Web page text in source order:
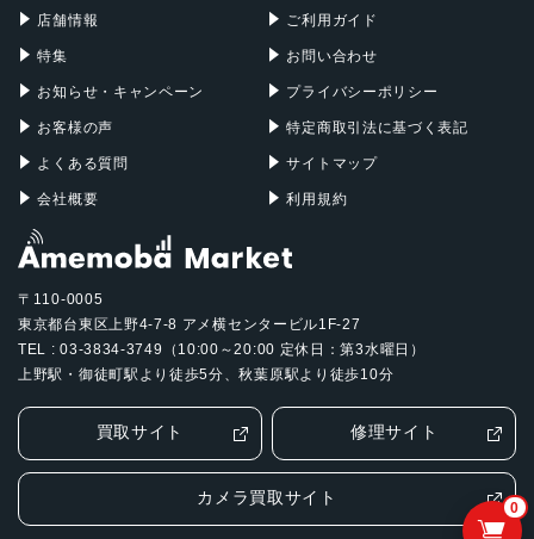
0
店舗情報
特集
お知らせ・キャンペーン
お客様の声
よくある質問
会社概要
ご利用ガイド
お問い合わせ
プライバシーポリシー
特定商取引法に基づく表記
サイトマップ
利用規約
〒110-0005
東京都台東区上野4-7-8 アメ横センタービル1F-27
TEL : 03-3834-3749（10:00～20:00 定休日：第3水曜日）
上野駅・御徒町駅より徒歩5分、秋葉原駅より徒歩10分
買取サイト 修理サイト
カメラ買取サイト